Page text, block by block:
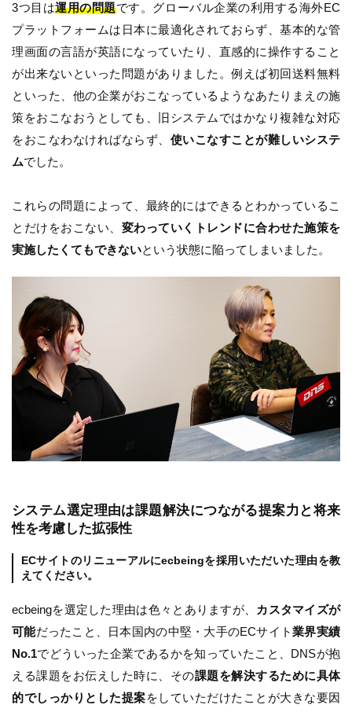
3つ目は運用の問題です。グローバル企業の利用する海外EC
プラットフォームは日本に最適化されておらず、基本的な管
理画面の言語が英語になっていたり、直感的に操作すること
が出来ないといった問題がありました。例えば初回送料無料
といった、他の企業がおこなっているようなあたりまえの施
策をおこなおうとしても、旧システムではかなり複雑な対応
をおこなわなければならず、 使いこなすことが難しいシステ
ムでした。
これらの問題によって、最終的にはできるとわかっているこ
とだけをおこない、 変わっていくトレンドに合わせた施策を
実施したくてもできないという状態に陥ってしまいました。
システム選定理由は課題解決につながる提案力と将来
性を考慮した拡張性
ECサイトのリニューアルにecbeingを採用いただいた理由を教
えてください。
ecbeingを選定した理由は色々とありますが、
カスタマイズが
可能だったこと、日本国内の中堅・大手のECサイト業界実績
No.1でどういった企業であるかを知っていたこと、DNSが抱
える課題をお伝えした時に、その課題を解決するために具体
的でしっかりとした提案をしていただけたことが大きな要因